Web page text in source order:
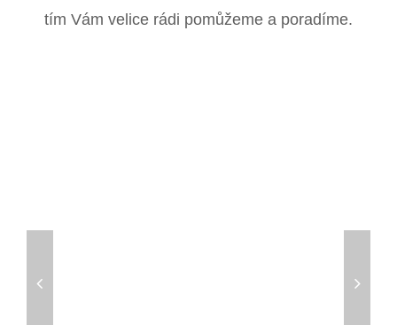
tím Vám velice rádi pomůžeme a poradíme.